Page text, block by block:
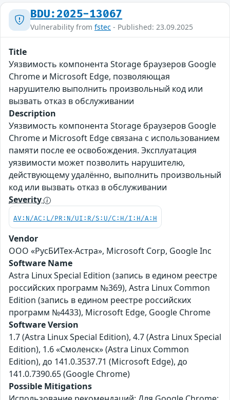
BDU:2025-13067
Vulnerability from fstec - Published: 23.09.2025
Title
Уязвимость компонента Storage браузеров Google
Chrome и Microsoft Edge, позволяющая
нарушителю выполнить произвольный код или
вызвать отказ в обслуживании
Description
Уязвимость компонента Storage браузеров Google
Chrome и Microsoft Edge связана с использованием
памяти после ее освобождения. Эксплуатация
уязвимости может позволить нарушителю,
действующему удалённо, выполнить произвольный
код или вызвать отказ в обслуживании
Severity
AV:N/AC:L/PR:N/UI:R/S:U/C:H/I:H/A:H
Vendor
ООО «РусБИТех-Астра», Microsoft Corp, Google Inc
Software Name
Astra Linux Special Edition (запись в едином реестре
российских программ №369), Astra Linux Common
Edition (запись в едином реестре российских
программ №4433), Microsoft Edge, Google Chrome
Software Version
1.7 (Astra Linux Special Edition), 4.7 (Astra Linux Special
Edition), 1.6 «Смоленск» (Astra Linux Common
Edition), до 141.0.3537.71 (Microsoft Edge), до
141.0.7390.65 (Google Chrome)
Possible Mitigations